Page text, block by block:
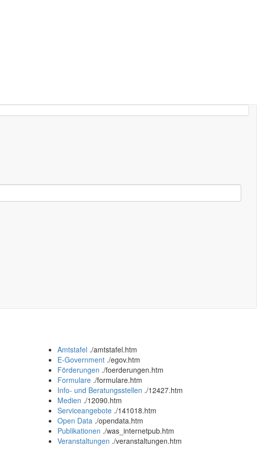
Amtstafel ./amtstafel.htm
E-Government ./egov.htm
Förderungen ./foerderungen.htm
Formulare ./formulare.htm
Info- und Beratungsstellen ./12427.htm
Medien ./12090.htm
Serviceangebote ./141018.htm
Open Data ./opendata.htm
Publikationen ./was_internetpub.htm
Veranstaltungen ./veranstaltungen.htm